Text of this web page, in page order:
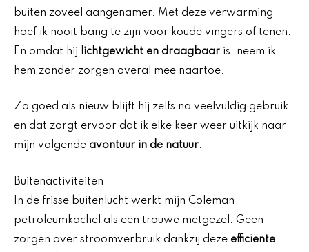
buiten zoveel aangenamer. Met deze verwarming
hoef ik nooit bang te zijn voor koude vingers of tenen.
En omdat hij
lichtgewicht en draagbaar is, neem ik
hem zonder zorgen overal mee naartoe.
Zo goed als nieuw blijft hij zelfs na veelvuldig gebruik,
en dat zorgt ervoor dat ik elke keer weer uitkijk naar
mijn volgende avontuur in de natuur.
Buitenactiviteiten
In de frisse buitenlucht werkt mijn Coleman
petroleumkachel als een trouwe metgezel. Geen
zorgen over stroomverbruik dankzij deze efficiënte